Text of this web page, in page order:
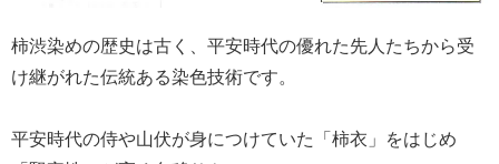
柿渋染めの歴史は古く、平安時代の優れた先人たちから受
け継がれた伝統ある染色技術です。
平安時代の侍や山伏が身につけていた「柿衣」をはじめ